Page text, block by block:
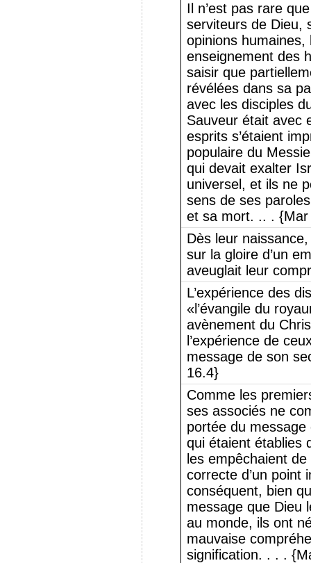
Il n’est pas rare
serviteurs de Dieu,
opinions
enseignement des
saisir que
révélées dans sa
avec les disciples
Sauveur était avec
esprits s’étaient
populaire du
qui devait exalter
universel, et ils ne
sens de ses
et sa mort. .. . {Mar
Dès leur
sur la gloire d’un
aveuglait leur
L’expérience des
«l’évangile du
avènement du
l’expérience de
message de son
16.4}
Comme les
ses associés ne
portée du message
qui étaient établies
les empêchaient
correcte d’un point
conséquent, bien
message que Dieu
au monde, ils ont
mauvaise
signification. . . .